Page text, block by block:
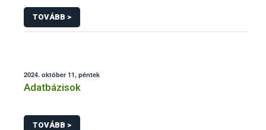
TOVÁBB >
2024. október 11, péntek
Adatbázisok
TOVÁBB >